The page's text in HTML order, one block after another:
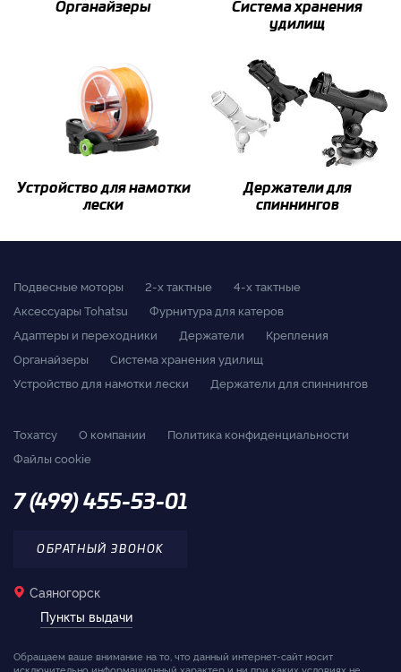
Органайзеры
Система хранения
удилищ
Устройство для намотки
лески
Держатели для
спиннингов
Подвесные моторы 2-x тактные
4-x тактные
Аксессуары Tohatsu
Фурнитура для катеров
Адаптеры и переходники
Держатели
Крепления
Органайзеры
Система хранения удилищ
Устройство для намотки лески
Держатели для спиннингов
Тохатсу О компании
Политика конфиденциальности
Файлы cookie
7 (499) 455-53-01
ОБРАТНЫЙ ЗВОНОК
Саяногорск
Пункты выдачи
Обращаем ваше внимание на то, что данный интернет-сайт носит